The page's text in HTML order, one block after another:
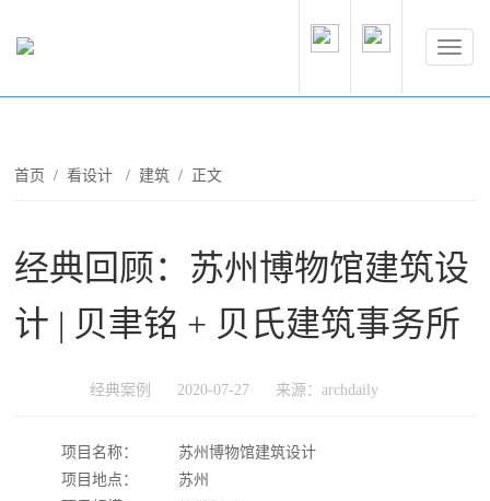
首页 /看设计 / 建筑 / 正文
经典回顾：苏州博物馆建筑设
计 | 贝聿铭 + 贝氏建筑事务所
经典案例 2020-07-27 来源：archdaily
项目名称：
苏州博物馆建筑设计
项目地点：
苏州